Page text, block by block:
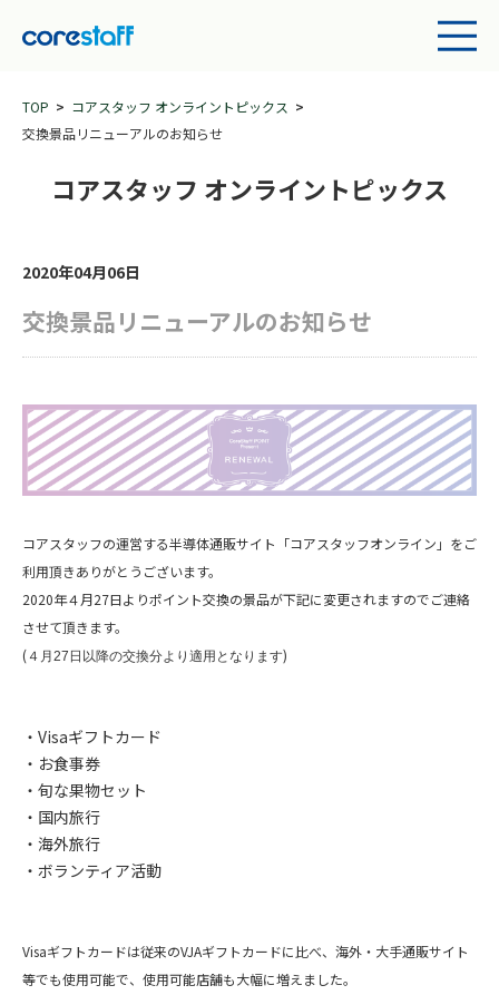
TOP
コアスタッフ オンライントピックス
交換景品リニューアルのお知らせ
コアスタッフ オンライントピックス
2020年04月06日
交換景品リニューアルのお知らせ
コアスタッフの運営する半導体通販サイト「コアスタッフオンライン」をご
利用頂きありがとうございます。
2020年４月27日よりポイント交換の景品が下記に変更されますのでご連絡
させて頂きます。
(４月27日以降の交換分より適用となります)
・Visaギフトカード
・お食事券
・旬な果物セット
・国内旅行
・海外旅行
・ボランティア活動
Visaギフトカードは従来のVJAギフトカードに比べ、海外・大手通販サイト
等でも使用可能で、使用可能店舗も大幅に増えました。